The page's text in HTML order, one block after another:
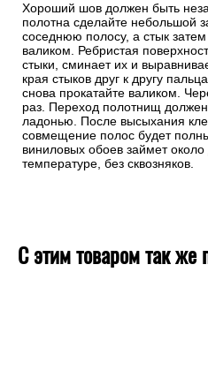
Хороший шов должен быть
полотна сделайте небольшой
соседнюю полосу, а стык
валиком. Ребристая
стыки, сминает их и
края стыков друг к другу
снова прокатайте валиком.
раз. Переход полотнищ
ладонью. После высыхания
совмещение полос будет
виниловых обоев займет около
температуре, без сквозняков.
С этим товаром так же